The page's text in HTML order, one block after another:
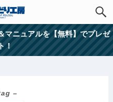
マニュアルを【無料】でプレゼ
！
–